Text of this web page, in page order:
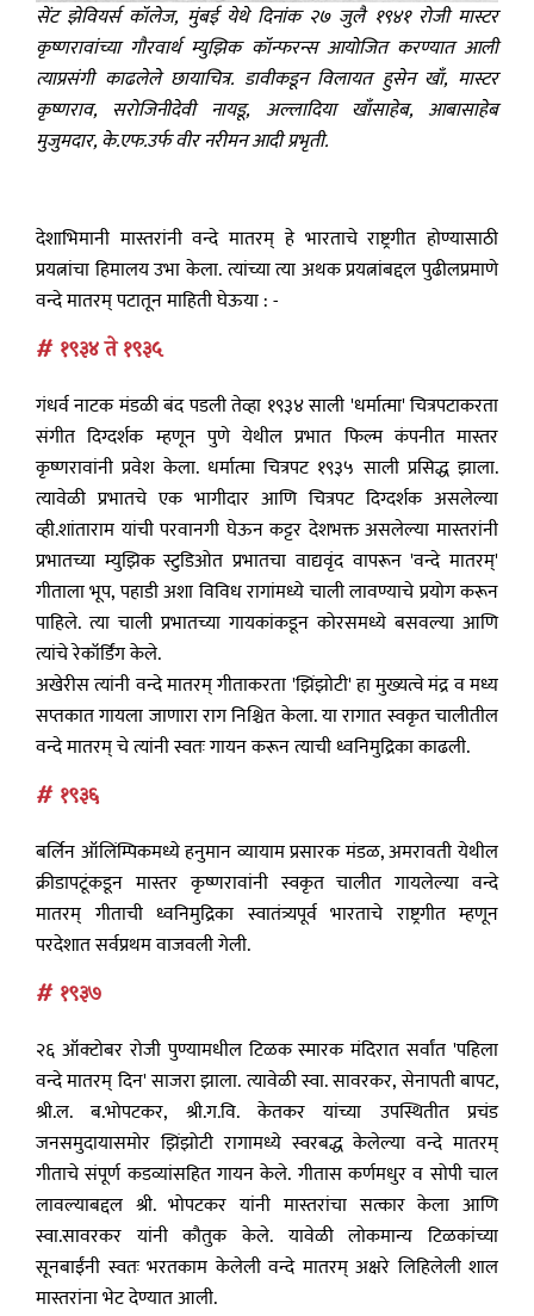
सेंट झेवियर्स कॉलेज, मुंबई येथे दिनांक २७ जुलै १९४१ रोजी मास्टर
कृष्णरावांच्या गौरवार्थ म्युझिक कॉन्फरन्स आयोजित करण्यात आली
त्याप्रसंगी काढलेले छायाचित्र. डावीकडून विलायत हुसेन खाँ, मास्टर
कृष्णराव, सरोजिनीदेवी नायडू, अल्लादिया खाँसाहेब, आबासाहेब
मुजुमदार, के.एफ.उर्फ वीर नरीमन आदी प्रभृती.
देशाभिमानी मास्तरांनी वन्दे मातरम् हे भारताचे राष्ट्रगीत होण्यासाठी
प्रयत्नांचा हिमालय उभा केला. त्यांच्या त्या अथक प्रयत्नांबद्दल पुढीलप्रमाणे
वन्दे मातरम् पटातून माहिती घेऊया : -
# १९३४ ते १९३५
गंधर्व नाटक मंडळी बंद पडली तेव्हा १९३४ साली 'धर्मात्मा' चित्रपटाकरता
संगीत दिग्दर्शक म्हणून पुणे येथील प्रभात फिल्म कंपनीत मास्तर
कृष्णरावांनी प्रवेश केला. धर्मात्मा चित्रपट १९३५ साली प्रसिद्ध झाला.
त्यावेळी प्रभातचे एक भागीदार आणि चित्रपट दिग्दर्शक असलेल्या
व्ही.शांताराम यांची परवानगी घेऊन कट्टर देशभक्त असलेल्या मास्तरांनी
प्रभातच्या म्युझिक स्टुडिओत प्रभातचा वाद्यवृंद वापरून 'वन्दे मातरम्'
गीताला भूप, पहाडी अशा विविध रागांमध्ये चाली लावण्याचे प्रयोग करून
पाहिले. त्या चाली प्रभातच्या गायकांकडून कोरसमध्ये बसवल्या आणि
त्यांचे रेकॉर्डिंग केले.
अखेरीस त्यांनी वन्दे मातरम् गीताकरता 'झिंझोटी' हा मुख्यत्वे मंद्र व मध्य
सप्तकात गायला जाणारा राग निश्चित केला. या रागात स्वकृत चालीतील
वन्दे मातरम् चे त्यांनी स्वतः गायन करून त्याची ध्वनिमुद्रिका काढली.
# १९३६
बर्लिन ऑलिंम्पिकमध्ये हनुमान व्यायाम प्रसारक मंडळ, अमरावती येथील
क्रीडापटूंकडून मास्तर कृष्णरावांनी स्वकृत चालीत गायलेल्या वन्दे
मातरम् गीताची ध्वनिमुद्रिका स्वातंत्र्यपूर्व भारताचे राष्ट्रगीत म्हणून
परदेशात सर्वप्रथम वाजवली गेली.
# १९३७
२६ ऑक्टोबर रोजी पुण्यामधील टिळक स्मारक मंदिरात सर्वांत 'पहिला
वन्दे मातरम् दिन' साजरा झाला. त्यावेळी स्वा. सावरकर, सेनापती बापट,
श्री.ल. ब.भोपटकर, श्री.ग.वि. केतकर यांच्या उपस्थितीत प्रचंड
जनसमुदायासमोर झिंझोटी रागामध्ये स्वरबद्ध केलेल्या वन्दे मातरम्
गीताचे संपूर्ण कडव्यांसहित गायन केले. गीतास कर्णमधुर व सोपी चाल
लावल्याबद्दल श्री. भोपटकर यांनी मास्तरांचा सत्कार केला आणि
स्वा.सावरकर यांनी कौतुक केले. यावेळी लोकमान्य टिळकांच्या
सूनबाईंनी स्वतः भरतकाम केलेली वन्दे मातरम् अक्षरे लिहिलेली शाल
मास्तरांना भेट देण्यात आली.